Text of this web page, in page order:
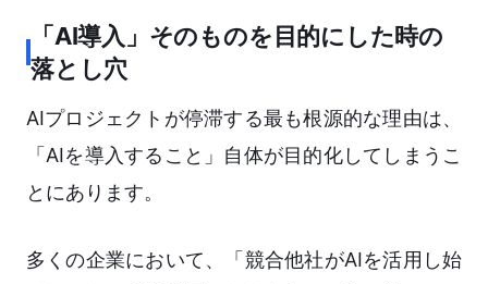
「AI導入」そのものを目的にした時の
落とし穴
AIプロジェクトが停滞する最も根源的な理由は、
「AIを導入すること」自体が目的化してしまうこ
とにあります。
多くの企業において、「競合他社がAIを活用し始